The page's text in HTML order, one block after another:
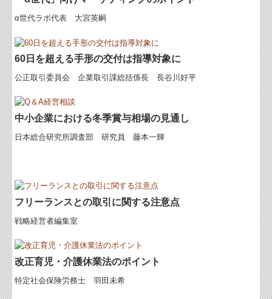
α世代ラボ代表 大宮英嗣
60日を超える手形の交付は指導対象に
公正取引委員会 企業取引課総括係長 長谷川好平
中小企業における冬季賞与相場の見通し
日本総合研究所調査部 研究員 藤本一輝
フリーランスとの取引に関する注意点
戦略経営者編集室
改正育児・介護休業法のポイント
特定社会保険労務士 羽田未希